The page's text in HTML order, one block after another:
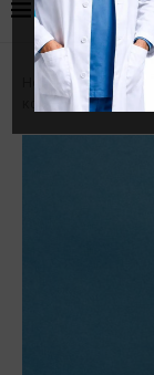
Home
κάνει ο ΕΟΠΥΥ σε